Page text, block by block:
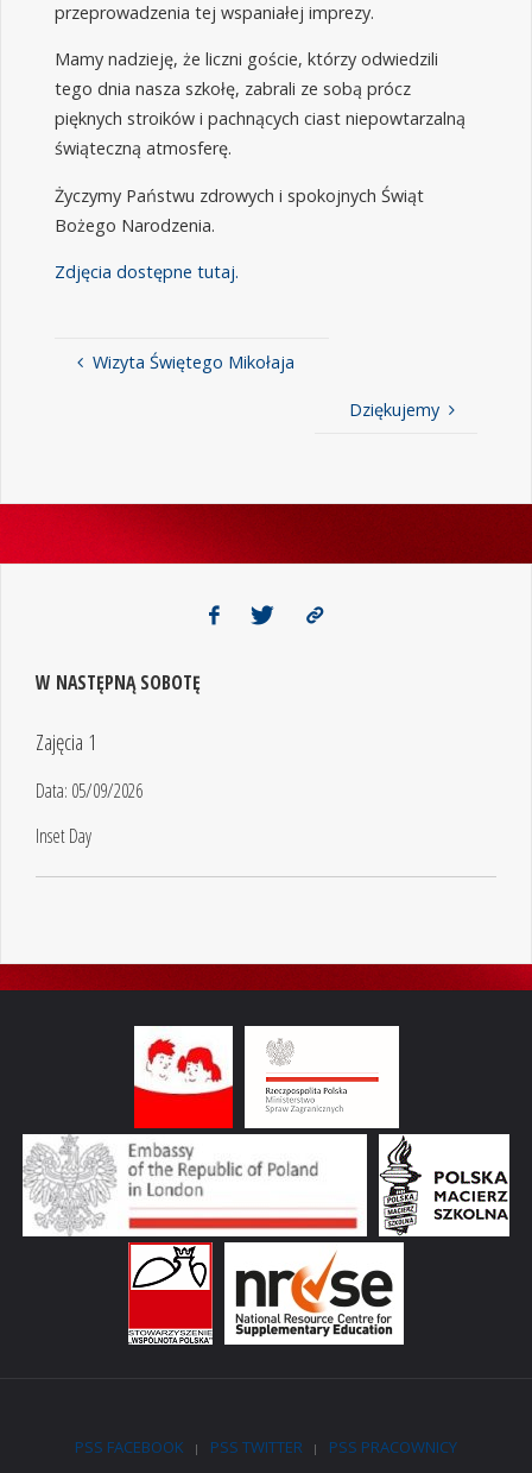
przeprowadzenia tej wspaniałej imprezy.
Mamy nadzieję, że liczni goście, którzy odwiedzili
tego dnia nasza szkołę, zabrali ze sobą prócz
pięknych stroików i pachnących ciast niepowtarzalną
świąteczną atmosferę.
Życzymy Państwu zdrowych i spokojnych Świąt
Bożego Narodzenia.
Zdjęcia dostępne tutaj.
Wizyta Świętego Mikołaja
Dziękujemy
W NASTĘPNĄ SOBOTĘ
Zajęcia 1
Data: 05/09/2026
Inset Day
PSS FACEBOOK | PSS TWITTER | PSS PRACOWNICY